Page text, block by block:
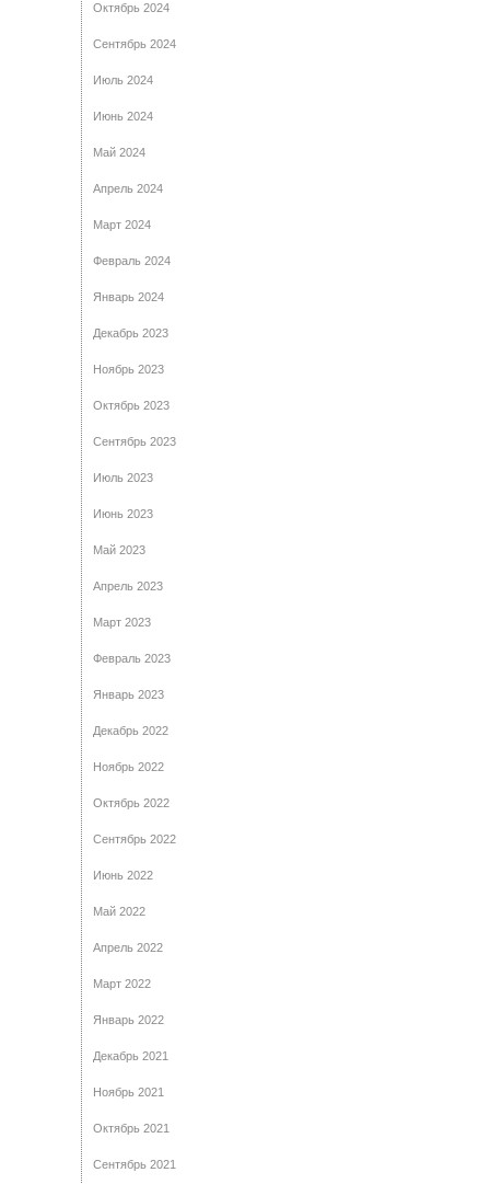
Октябрь 2024
Сентябрь 2024
Июль 2024
Июнь 2024
Май 2024
Апрель 2024
Март 2024
Февраль 2024
Январь 2024
Декабрь 2023
Ноябрь 2023
Октябрь 2023
Сентябрь 2023
Июль 2023
Июнь 2023
Май 2023
Апрель 2023
Март 2023
Февраль 2023
Январь 2023
Декабрь 2022
Ноябрь 2022
Октябрь 2022
Сентябрь 2022
Июнь 2022
Май 2022
Апрель 2022
Март 2022
Январь 2022
Декабрь 2021
Ноябрь 2021
Октябрь 2021
Сентябрь 2021